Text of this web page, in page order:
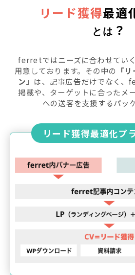
リード獲得最適
とは ？
ferretではニーズに合わせてい
用意しております。その中の 「
ン」 は、記事広告だけでなく
掲載や、ターゲットに合ったメ
への送客を支援するパッ
リード獲得最適化プ